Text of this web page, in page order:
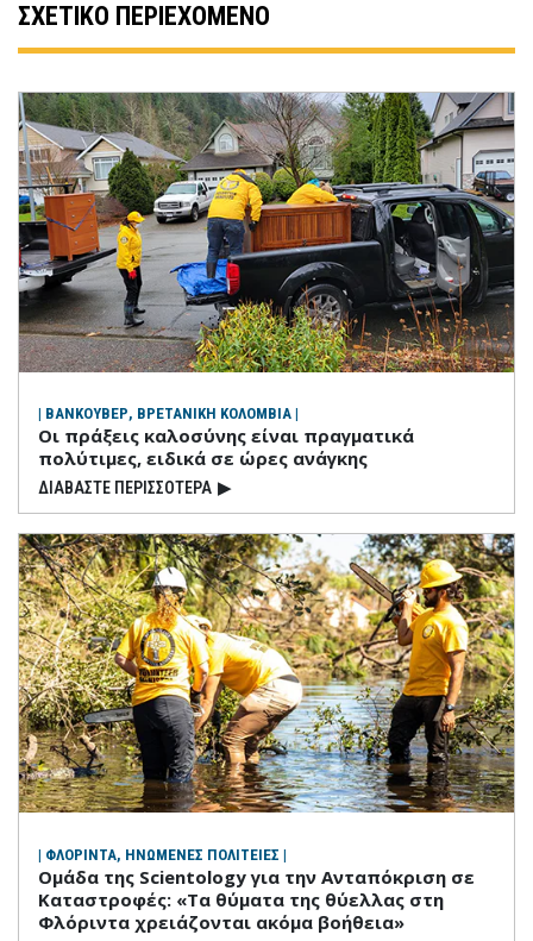
ΣΧΕΤΙΚΟ ΠΕΡΙΕΧΟΜΕΝΟ
| ΒΑΝΚΟΥΒΕΡ, ΒΡΕΤΑΝΙΚΗ ΚΟΛΟΜΒΙΑ |
Οι πράξεις καλοσύνης είναι πραγματικά
πολύτιμες, ειδικά σε ώρες ανάγκης
ΔΙΑΒΑΣΤΕ ΠΕΡΙΣΣΟΤΕΡΑ ▶
| ΦΛΟΡΙΝΤΑ, ΗΝΩΜΕΝΕΣ ΠΟΛΙΤΕΙΕΣ |
Ομάδα της Scientology για την Ανταπόκριση σε
Καταστροφές: «Τα θύματα της θύελλας στη
Φλόριντα χρειάζονται ακόμα βοήθεια»